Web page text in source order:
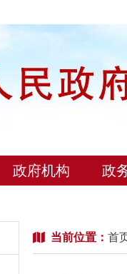
政府机构 政
当前位置： 首